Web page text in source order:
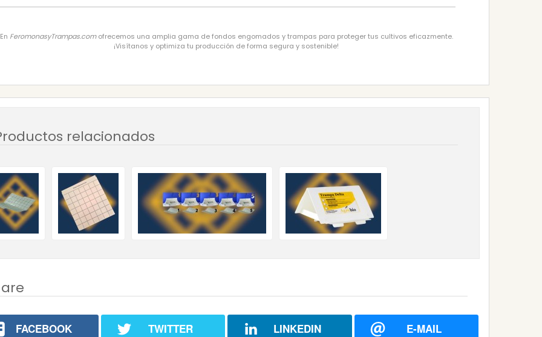
En FeromonasyTrampas.comofrecemos una amplia gama de fondos engomados y trampas para proteger tus cultivos eficazmente.
¡Visítanos y optimiza tu producción de forma segura y sostenible!
relacionados
FACEBOOK TWITTER LINKEDIN E-MAIL